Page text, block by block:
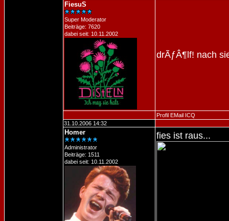
FiesuS
Super Moderator
Beiträge: 7620
dabei seit: 10.11.2002
drÃƒÂ¶lf! nach
Profil EMail ICQ
31.10.2006 14:32
Homer
Administrator
Beiträge: 1511
dabei seit: 10.11.2002
fies ist raus...